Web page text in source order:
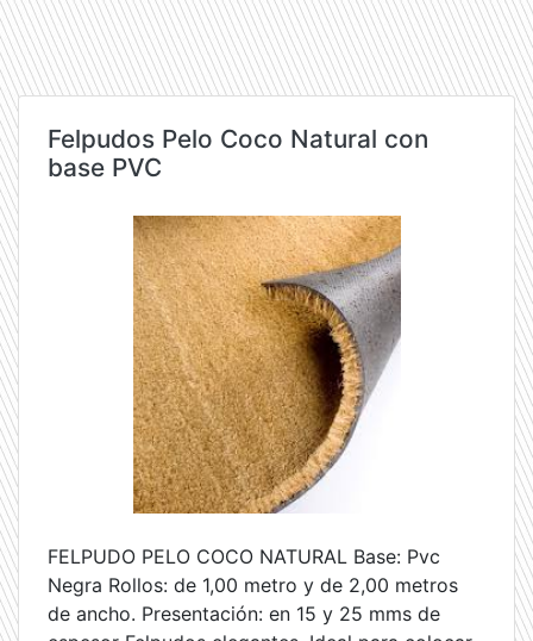
Felpudos Pelo Coco Natural con
base PVC
FELPUDO PELO COCO NATURAL Base: Pvc
Negra Rollos: de 1,00 metro y de 2,00 metros
de ancho. Presentación: en 15 y 25 mms de